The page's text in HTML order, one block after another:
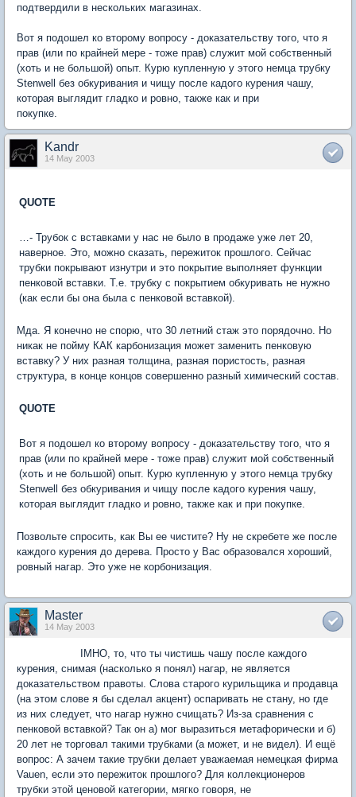
подтвердили в нескольких магазинах.
Вот я подошел ко второму вопросу - доказательству того, что я
прав (или по крайней мере - тоже прав) служит мой собственный
(хоть и не большой) опыт. Курю купленную у этого немца трубку
Stenwell без обкуривания и чищу после кадого курения чашу,
которая выглядит гладко и ровно, также как и при
покупке.
Kandr
14 May 2003
QUOTE
…- Трубок с вставками у нас не было в продаже уже лет 20,
наверное. Это, можно сказать, пережиток прошлого. Сейчас
трубки покрывают изнутри и это покрытие выполняет функции
пенковой вставки. Т.е. трубку с покрытием обкуривать не нужно
(как если бы она была с пенковой вставкой).
Мда. Я конечно не спорю, что 30 летний стаж это порядочно. Но
никак не пойму КАК карбонизация может заменить пенковую
вставку? У них разная толщина, разная пористость, разная
структура, в конце концов совершенно разный химический состав.
QUOTE
Вот я подошел ко второму вопросу - доказательству того, что я
прав (или по крайней мере - тоже прав) служит мой собственный
(хоть и не большой) опыт. Курю купленную у этого немца трубку
Stenwell без обкуривания и чищу после кадого курения чашу,
которая выглядит гладко и ровно, также как и при покупке.
Позвольте спросить, как Вы ее чистите? Ну не скребете же после
каждого курения до дерева. Просто у Вас образовался хороший,
ровный нагар. Это уже не корбонизация.
Master
14 May 2003
IMHO, то, что ты чистишь чашу после каждого
курения, снимая (насколько я понял) нагар, не является
доказательством правоты. Слова старого курильщика и продавца
(на этом слове я бы сделал акцент) оспаривать не стану, но где
из них следует, что нагар нужно счищать? Из-за сравнения с
пенковой вставкой? Так он а) мог выразиться метафорически и б)
20 лет не торговал такими трубками (а может, и не видел). И ещё
вопрос: А зачем такие трубки делает уважаемая немецкая фирма
Vauen, если это пережиток прошлого? Для коллекционеров
трубки этой ценовой категории, мягко говоря, не